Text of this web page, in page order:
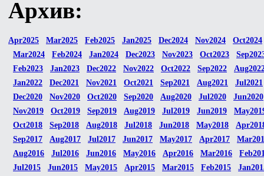
Архив:
Apr2025 Mar2025 Feb2025 Jan2025 Dec2024 Nov2024
Oct2024
Mar2024
Feb2024 Jan2024 Dec2023 Nov2023 Oct2023
Feb2023
Jan2023 Dec2022 Nov2022 Oct2022 Sep2022
Jan2022
Dec2021 Nov2021 Oct2021 Sep2021 Aug2021
Jul2021
Dec2020
Nov2020 Oct2020 Sep2020 Aug2020 Jul2020
Jun2020
Nov2019
Oct2019 Sep2019 Aug2019 Jul2019 Jun2019
Oct2018
Sep2018 Aug2018 Jul2018 Jun2018 May2018
Sep2017
Aug2017 Jul2017 Jun2017 May2017 Apr2017
Aug2016
Jul2016 Jun2016 May2016 Apr2016 Mar2016
Jul2015
Jun2015 May2015 Apr2015 Mar2015 Feb2015